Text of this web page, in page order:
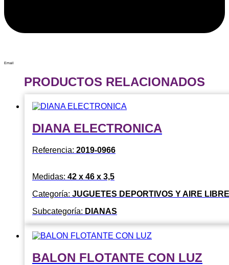
Email
PRODUCTOS RELACIONADOS
DIANA ELECTRONICA
Referencia: 2019-0966
Medidas: 42 x 46 x 3,5
Categoría: JUGUETES DEPORTIVOS Y AIRE LIBRE
Subcategoría: DIANAS
BALON FLOTANTE CON LUZ